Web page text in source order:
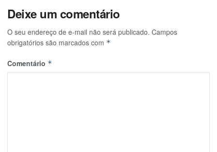
Deixe um comentário
O seu endereço de e-mail não será publicado. Campos
obrigatórios são marcados com *
Comentário *